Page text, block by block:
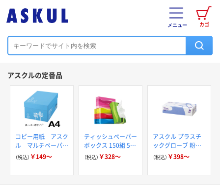
カゴ
メニュー
アスクルの定番品
コピー用紙 アスク
ル マルチペーパー
スーパーホワイト+
（税込） ￥149～
ティッシュペーパー
ボックス 150組 5箱
入 アスクル スマー
（税込） ￥328～
アスクル プラスチ
ックグローブ 粉な
し（パウダーフリー）
（税込） ￥398～